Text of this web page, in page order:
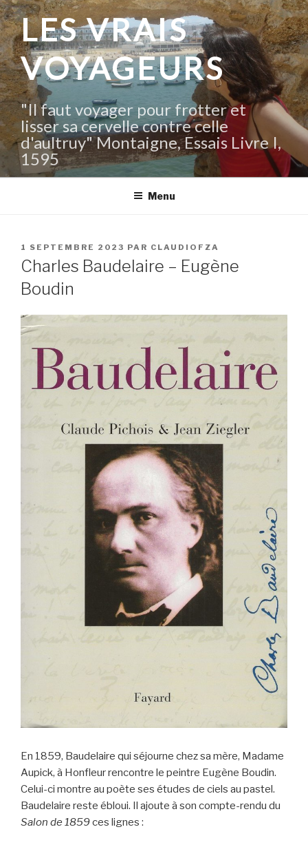
Aller
au
contenu
principal
LES VRAIS
VOYAGEURS
"Il faut voyager pour frotter et
lisser sa cervelle contre celle
d'aultruy" Montaigne, Essais Livre I,
1595
Menu
PUBLIÉ
LE
1 SEPTEMBRE 2023 PAR CLAUDIOFZA
Charles Baudelaire – Eugène
Boudin
En 1859, Baudelaire qui séjourne chez sa mère, Madame
Aupick, à Honfleur rencontre le peintre Eugène Boudin.
Celui-ci montre au poète ses études de ciels au pastel.
Baudelaire reste ébloui. Il ajoute à son compte-rendu du
Salon de 1859ces lignes :